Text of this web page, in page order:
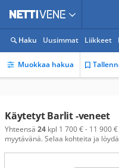
Haku Uusimmat Liikkeet
Muokkaa hakua
Käytetyt Barlit -veneet
Yhteensä 24 kpl 1 700 € - 11 900
myytävänä. Selaa kohteita ja